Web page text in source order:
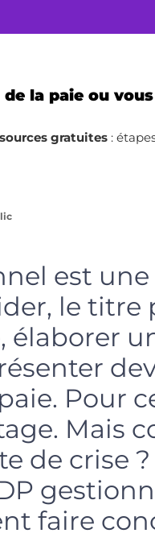
la paie ou
gratuites :
est
le titre
élaborer
Pour
Mais
de crise ?
faire